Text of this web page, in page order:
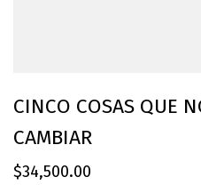
CINCO COSAS QUE
CAMBIAR
$34,500.00